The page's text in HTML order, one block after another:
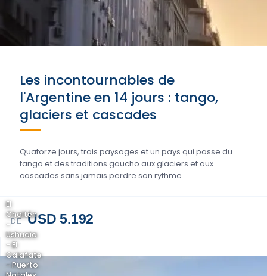
Les incontournables de
l'Argentine en 14 jours : tango,
glaciers et cascades
Quatorze jours, trois paysages et un pays qui passe du
tango et des traditions gaucho aux glaciers et aux
cascades sans jamais perdre son rythme….
DE USD 5.192
El
Chaltén
-
Ushuaia
- El
Calafate
- Puerto